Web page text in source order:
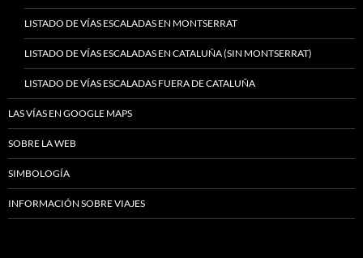
LISTADO DE VÍAS ESCALADAS EN MONTSERRAT
LISTADO DE VÍAS ESCALADAS EN CATALUÑA (SIN MONTSERRAT)
LISTADO DE VÍAS ESCALADAS FUERA DE CATALUÑA
LAS VÍAS EN GOOGLE MAPS
SOBRE LA WEB
SIMBOLOGÍA
INFORMACIÓN SOBRE VIAJES